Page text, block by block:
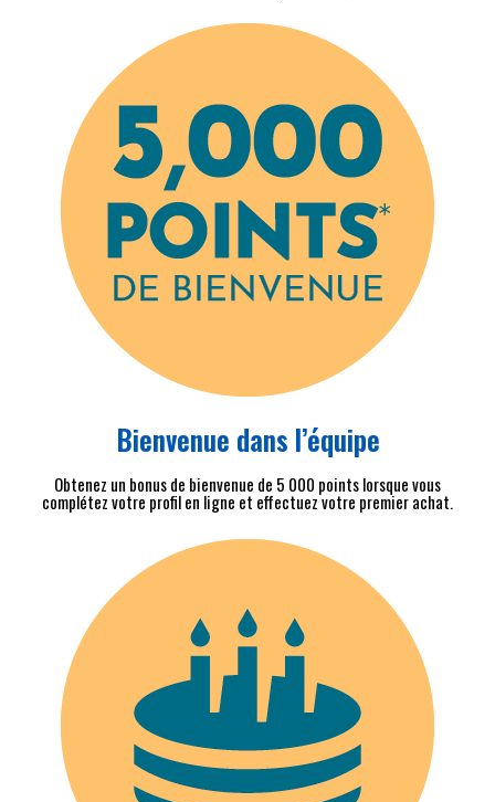
Bienvenue dans l’équipe
Obtenez un bonus de bienvenue de 5 000 points lorsque vous
complétez votre profil en ligne et effectuez votre premier achat.